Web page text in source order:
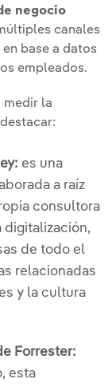
negocio
canales
base a datos
empleados.
medir la
es una
a raíz
consultora
digitalización,
de todo el
relacionadas
y la cultura
Forrester:
esta